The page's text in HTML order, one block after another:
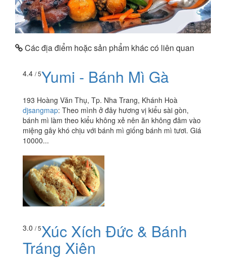
Các địa điểm hoặc sản phẩm khác có liên quan
4.4 / 5Yumi - Bánh Mì Gà
193 Hoàng Văn Thụ, Tp. Nha Trang, Khánh Hoà
djsangmap: Theo mình ở đây hương vị kiểu sài gòn,
bánh mì làm theo kiểu không xẻ nên ăn không đâm vào
miệng gây khó chịu với bánh mì giống bánh mì tươi. Giá
10000...
3.0 / 5Xúc Xích Đức & Bánh
Tráng Xiên